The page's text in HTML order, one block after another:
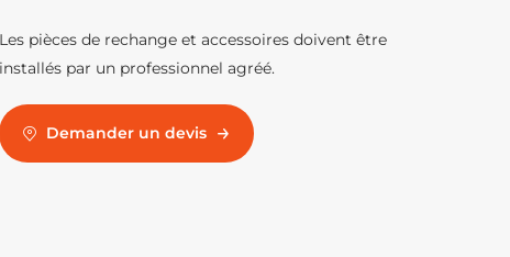
Les pièces de rechange et accessoires doivent être
installés par un professionnel agréé.
Demander un devis